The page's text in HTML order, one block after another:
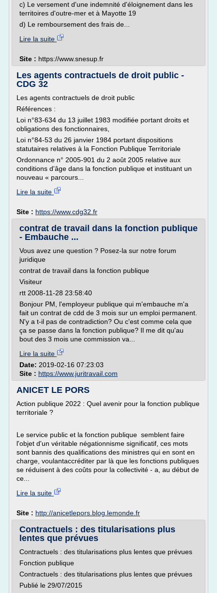
c) Le versement d'une indemnité d'éloignement dans les
territoires d'outre-mer et à Mayotte 19
d) Le remboursement des frais de...
Lire la suite
Site : https://www.snesup.fr
Les agents contractuels de droit public -
CDG 32
Les agents contractuels de droit public
Références :
Loi n°83-634 du 13 juillet 1983 modifiée portant droits et
obligations des fonctionnaires,
Loi n°84-53 du 26 janvier 1984 portant dispositions
statutaires relatives à la Fonction Publique Territoriale
Ordonnance n° 2005-901 du 2 août 2005 relative aux
conditions d'âge dans la fonction publique et instituant un
nouveau « parcours...
Lire la suite
Site : https://www.cdg32.fr
contrat de travail dans la fonction publique
- Embauche ...
Vous avez une question ? Posez-la sur notre forum
juridique
contrat de travail dans la fonction publique
Visiteur
rtt 2008-11-28 23:58:40
Bonjour PM, l'employeur publique qui m'embauche m'a
fait un contrat de cdd de 3 mois sur un emploi permanent.
N'y a t-il pas de contradiction? Ou c'est comme cela que
ça se passe dans la fonction publique? Il me dit qu'au
bout des 3 mois une commission va...
Lire la suite
Date: 2019-02-16 07:23:03
Site : https://www.juritravail.com
ANICET LE PORS
Action publique 2022 : Quel avenir pour la fonction publique
territoriale ?
Le service public et la fonction publique semblent faire
l'objet d'un véritable négationnisme significatif, ces mots
sont bannis des qualifications des ministres qui en sont en
charge, voulantaccréditer par là que les fonctions publiques
se réduisent à des coûts pour la collectivité - a, au début de
ce...
Lire la suite
Site : http://anicetlepors.blog.lemonde.fr
Contractuels : des titularisations plus
lentes que prévues
Contractuels : des titularisations plus lentes que prévues
Fonction publique
Contractuels : des titularisations plus lentes que prévues
Publié le 29/07/2015